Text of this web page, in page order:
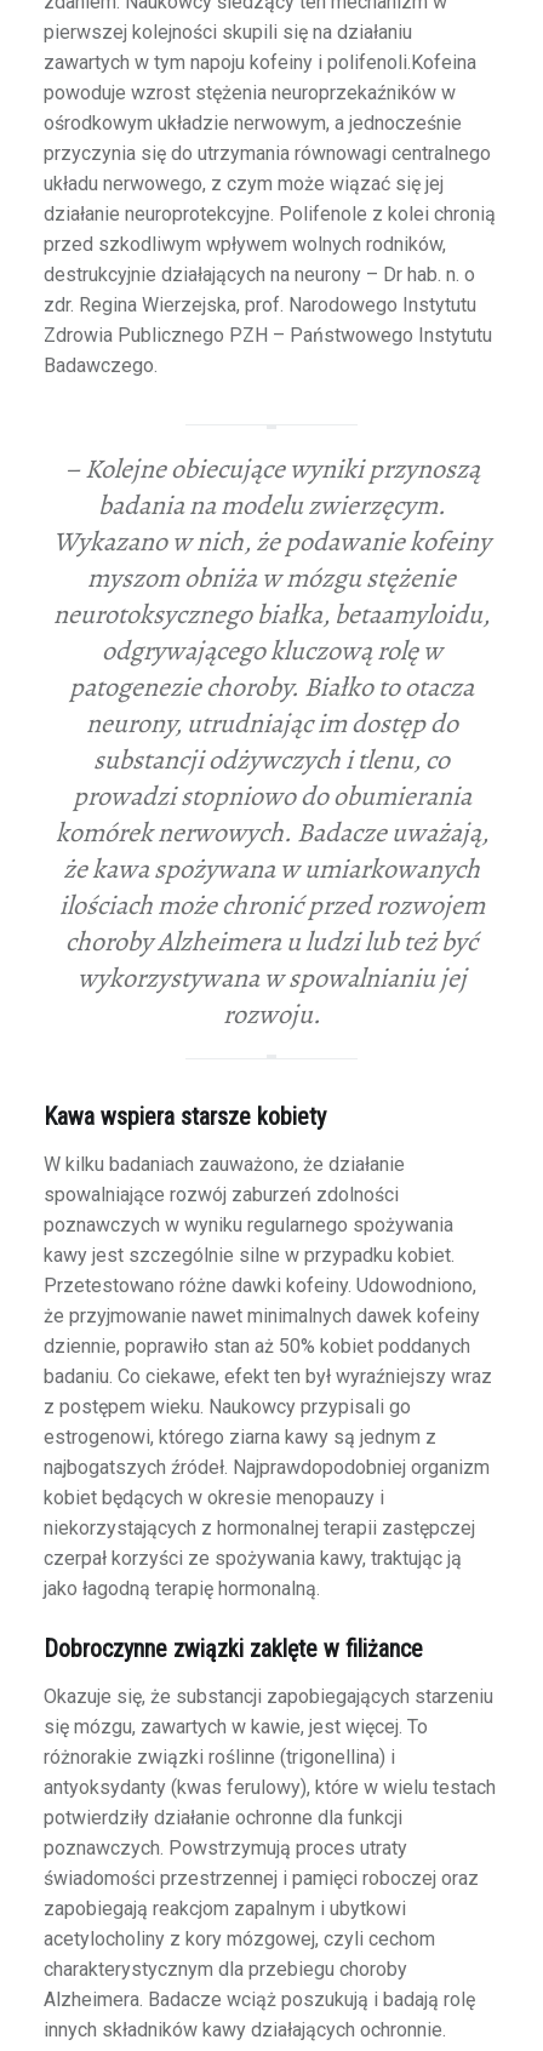
pierwszej kolejności skupili się na działaniu
zawartych w tym napoju kofeiny i polifenoli.Kofeina
powoduje wzrost stężenia neuroprzekaźników w
ośrodkowym układzie nerwowym, a jednocześnie
przyczynia się do utrzymania równowagi centralnego
układu nerwowego, z czym może wiązać się jej
działanie neuroprotekcyjne. Polifenole z kolei chronią
przed szkodliwym wpływem wolnych rodników,
destrukcyjnie działających na neurony – Dr hab. n. o
zdr. Regina Wierzejska, prof. Narodowego Instytutu
Zdrowia Publicznego PZH – Państwowego Instytutu
Badawczego.
– Kolejne obiecujące wyniki przynoszą
badania na modelu zwierzęcym.
Wykazano w nich, że podawanie kofeiny
myszom obniża w mózgu stężenie
neurotoksycznego białka, betaamyloidu,
odgrywającego kluczową rolę w
patogenezie choroby. Białko to otacza
neurony, utrudniając im dostęp do
substancji odżywczych i tlenu, co
prowadzi stopniowo do obumierania
komórek nerwowych. Badacze uważają,
że kawa spożywana w umiarkowanych
ilościach może chronić przed rozwojem
choroby Alzheimera u ludzi lub też być
wykorzystywana w spowalnianiu jej
rozwoju.
Kawa wspiera starsze kobiety
W kilku badaniach zauważono, że działanie
spowalniające rozwój zaburzeń zdolności
poznawczych w wyniku regularnego spożywania
kawy jest szczególnie silne w przypadku kobiet.
Przetestowano różne dawki kofeiny. Udowodniono,
że przyjmowanie nawet minimalnych dawek kofeiny
dziennie, poprawiło stan aż 50% kobiet poddanych
badaniu. Co ciekawe, efekt ten był wyraźniejszy wraz
z postępem wieku. Naukowcy przypisali go
estrogenowi, którego ziarna kawy są jednym z
najbogatszych źródeł. Najprawdopodobniej organizm
kobiet będących w okresie menopauzy i
niekorzystających z hormonalnej terapii zastępczej
czerpał korzyści ze spożywania kawy, traktując ją
jako łagodną terapię hormonalną.
Dobroczynne związki zaklęte w filiżance
Okazuje się, że substancji zapobiegających starzeniu
się mózgu, zawartych w kawie, jest więcej. To
różnorakie związki roślinne (trigonellina) i
antyoksydanty (kwas ferulowy), które w wielu testach
potwierdziły działanie ochronne dla funkcji
poznawczych. Powstrzymują proces utraty
świadomości przestrzennej i pamięci roboczej oraz
zapobiegają reakcjom zapalnym i ubytkowi
acetylocholiny z kory mózgowej, czyli cechom
charakterystycznym dla przebiegu choroby
Alzheimera. Badacze wciąż poszukują i badają rolę
innych składników kawy działających ochronnie.